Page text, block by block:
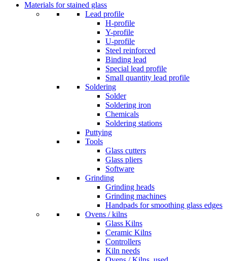
Materials for stained glass
Lead profile
H-profile
Y-profile
U-profile
Steel reinforced
Binding lead
Special lead profile
Small quantity lead profile
Soldering
Solder
Soldering iron
Chemicals
Soldering stations
Puttying
Tools
Glass cutters
Glass pliers
Software
Grinding
Grinding heads
Grinding machines
Handpads for smoothing glass edges
Ovens / kilns
Glass Kilns
Ceramic Kilns
Controllers
Kiln needs